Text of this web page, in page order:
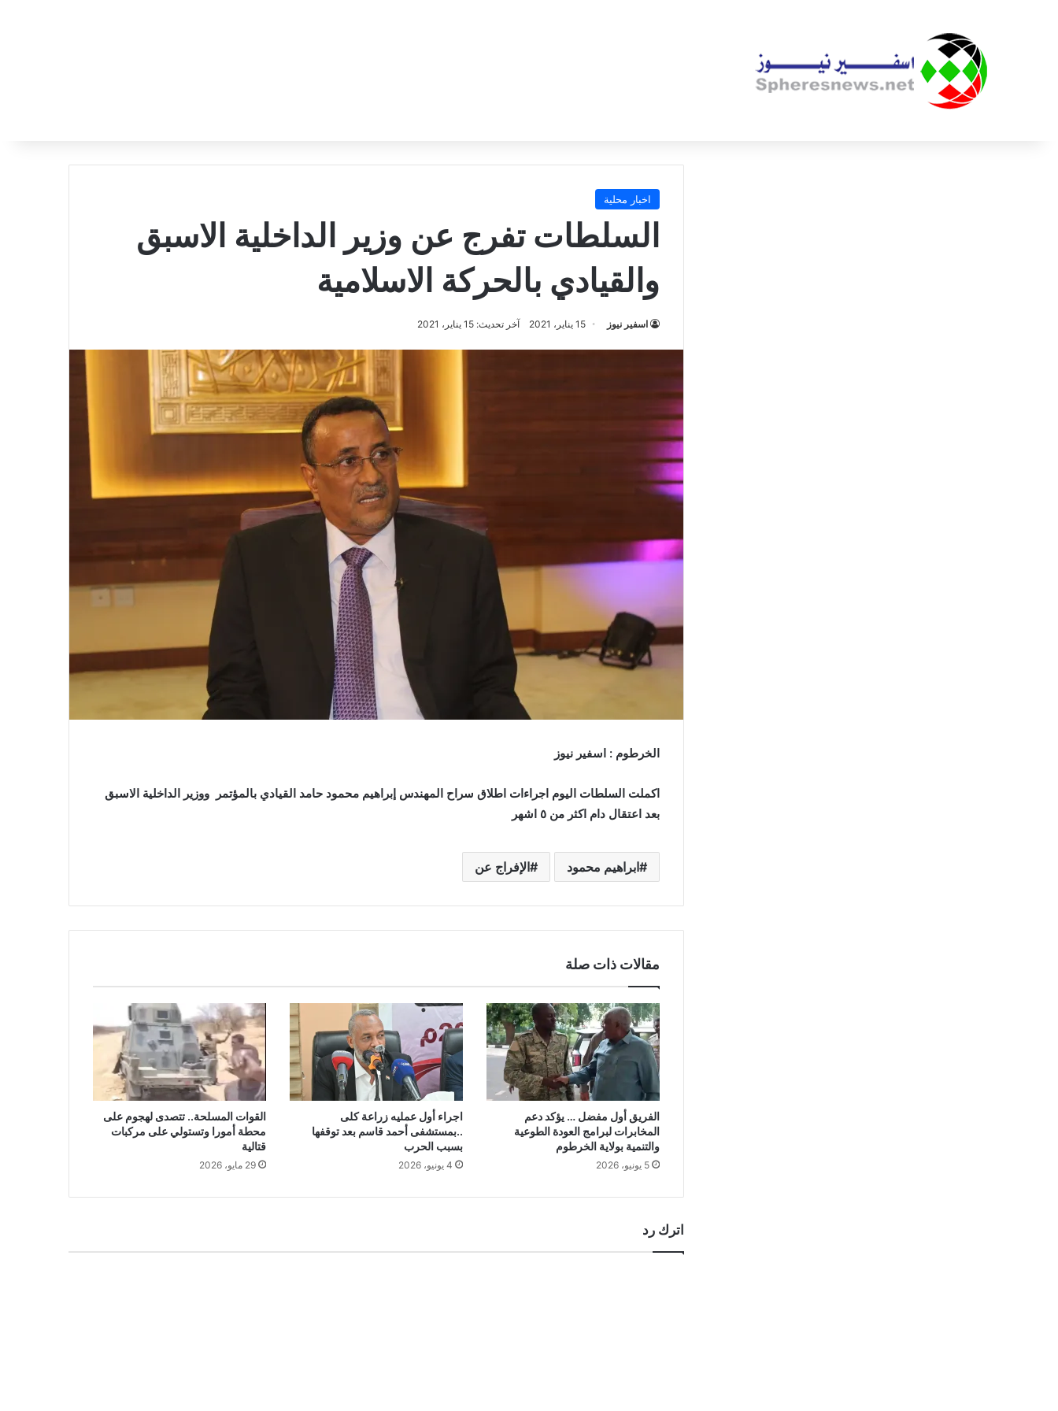
اخبار محلية
السلطات تفرج عن وزير الداخلية الاسبق
والقيادي بالحركة الاسلامية
اسفير نيوز 15 يناير، 2021 آخر تحديث: 15 يناير، 2021
الخرطوم : اسفير نيوز
اكملت السلطات اليوم اجراءات اطلاق سراح المهندس إبراهيم محمود حامد القيادي بالمؤتمر ووزير الداخلية الاسبق
بعد اعتقال دام اكثر من ٥ اشهر
ابراهيم محمود الإفراج عن
مقالات ذات صلة
الفريق أول مفضل … يؤكد دعم
المخابرات لبرامج العودة الطوعية
والتنمية بولاية الخرطوم
5 يونيو، 2026
اجراء أول عمليه زراعة كلى
..بمستشفى أحمد قاسم بعد توقفها
بسبب الحرب
4 يونيو، 2026
القوات المسلحة.. تتصدى لهجوم على
محطة أمورا وتستولي على مركبات
قتالية
29 مايو، 2026
اترك رد